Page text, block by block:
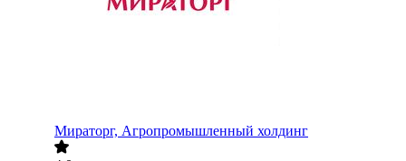
Мираторг, Агропромышленный холдинг